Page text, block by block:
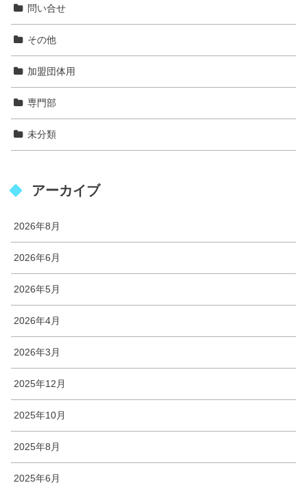
問い合せ
その他
加盟団体用
専門部
未分類
アーカイブ
2026年8月
2026年6月
2026年5月
2026年4月
2026年3月
2025年12月
2025年10月
2025年8月
2025年6月